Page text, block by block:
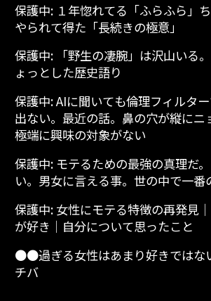
保護中: １年惚れてる「ふらふら」
やられて得た「長続きの極意」
保護中: 「野生の凄腕」は沢山いる
ょっとした歴史語り
保護中: AIに聞いても倫理フィルタ
出ない。最近の話。鼻の穴が縦にニ
極端に興味の対象がない
保護中: モテるための最強の真理だ
い。男女に言える事。世の中で一番
保護中: 女性にモテる特徴の再発見
が好き│自分について思ったこと
●●過ぎる女性はあまり好きではな
チバ